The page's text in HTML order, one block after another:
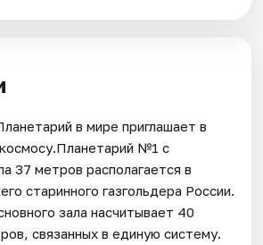
в мире приглашает в
№1 с
37 метров располагается в
старинного газгольдера России.
зала насчитывает 40
связанных в единую систему.